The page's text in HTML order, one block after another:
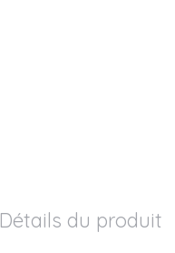
Détails du produit